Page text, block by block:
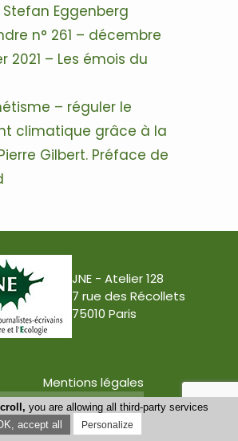
Stefan Eggenberg
n° 261 – décembre
2021 – Les émois du
– réguler le
climatique grâce à la
Gilbert. Préface de
JNE - Atelier 128
7 rue des Récollets
75010 Paris
Mentions légales
: Tabula Rasa
you are allowing all third-party services
accept all
Personalize